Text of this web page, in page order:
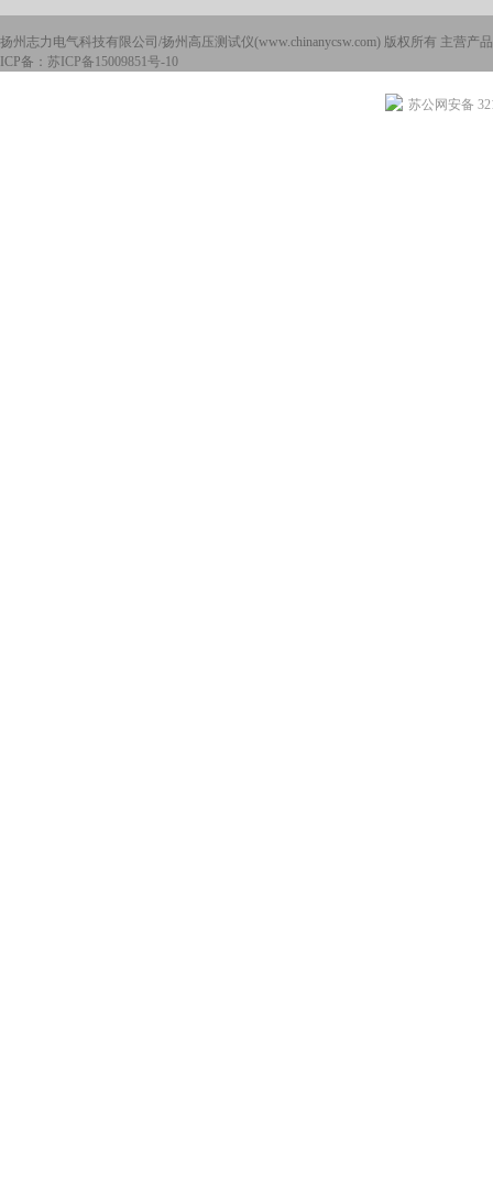
扬州志力电气科技有限公司/扬州高压测试仪(www.chinanycsw.com) 版权所有 主营产
ICP备： 苏ICP备15009851号-10
苏公网安备